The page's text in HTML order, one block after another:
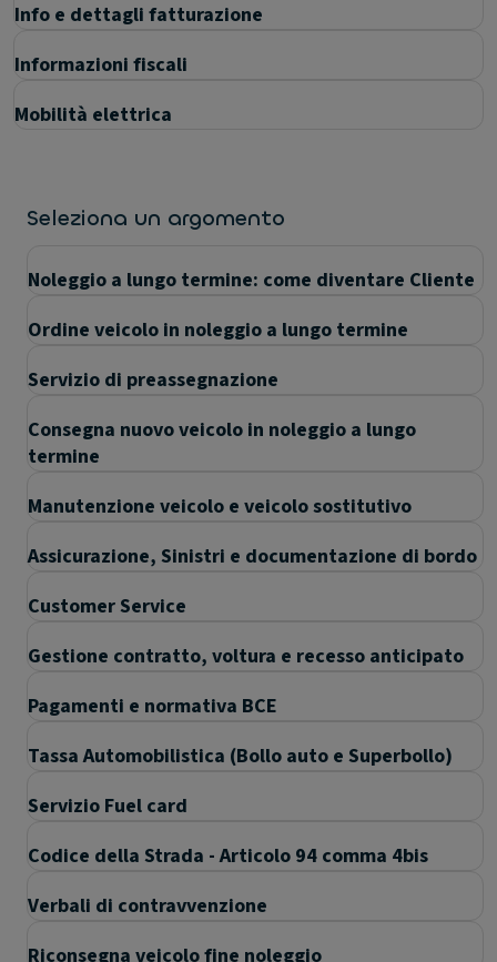
Info e dettagli fatturazione
Informazioni fiscali
Mobilità elettrica
Seleziona un argomento
Noleggio a lungo termine: come diventare Cliente
Ordine veicolo in noleggio a lungo termine
Servizio di preassegnazione
Consegna nuovo veicolo in noleggio a lungo
termine
Manutenzione veicolo e veicolo sostitutivo
Assicurazione, Sinistri e documentazione di bordo
Customer Service
Gestione contratto, voltura e recesso anticipato
Pagamenti e normativa BCE
Tassa Automobilistica (Bollo auto e Superbollo)
Servizio Fuel card
Codice della Strada - Articolo 94 comma 4bis
Verbali di contravvenzione
Riconsegna veicolo fine noleggio